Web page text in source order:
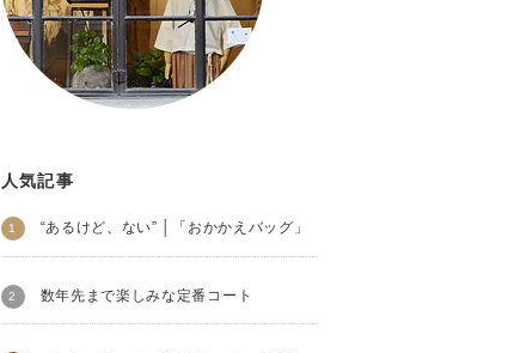
人気記事
“あるけど、ない” │「おかかえバッグ」
数年先まで楽しみな定番コート